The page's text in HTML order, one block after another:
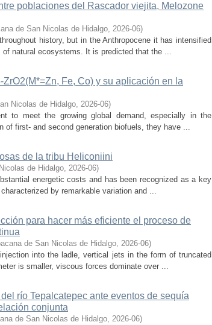
poblaciones del Rascador viejita, Melozone
de San Nicolas de Hidalgo, 2026-06)
history, but in the Anthropocene it has intensified
natural ecosystems. It is predicted that the ...
Fe, Co) y su aplicación en la
Nicolas de Hidalgo, 2026-06)
to meet the growing global demand, especially in the
of first- and second generation biofuels, they have ...
de la tribu Heliconiini
de Hidalgo, 2026-06)
energetic costs and has been recognized as a key
by remarkable variation and ...
para hacer más eficiente el proceso de
de San Nicolas de Hidalgo, 2026-06)
into the ladle, vertical jets in the form of truncated
is smaller, viscous forces dominate over ...
río Tepalcatepec ante eventos de sequía
conjunta
de San Nicolas de Hidalgo, 2026-06)